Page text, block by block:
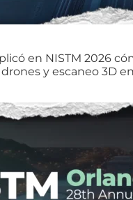
en NISTM 2026
y escaneo 3D en